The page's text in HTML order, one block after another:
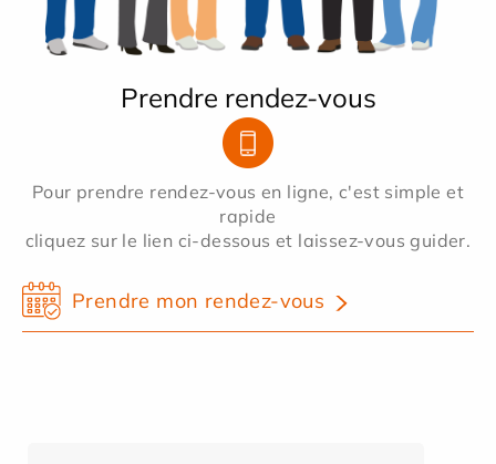
Prendre rendez-vous
Pour prendre rendez-vous en ligne, c'est simple et
rapide
cliquez sur le lien ci-dessous et laissez-vous guider.
Prendre mon rendez-vous